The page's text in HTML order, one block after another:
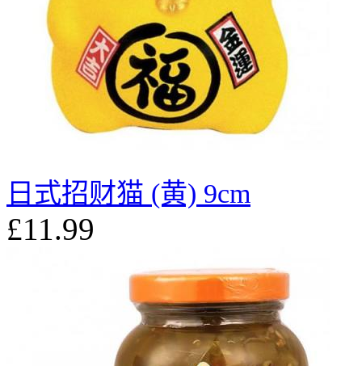
日式招财猫 (黄) 9cm
£11.99